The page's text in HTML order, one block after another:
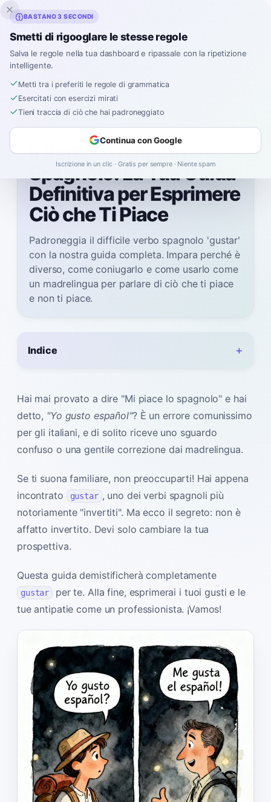
Inklingo
Home
Il Verbo 'Gustar': Esprimere Ciò che Piace
A1
Il Verbo 'Gustar' in
Spagnolo: La Tua Guida
Definitiva per Esprimere
Ciò che Ti Piace
Padroneggia il difficile verbo spagnolo 'gustar'
con la nostra guida completa. Impara perché è
diverso, come coniugarlo e come usarlo come
un madrelingua per parlare di ciò che ti piace
e non ti piace.
Indice
Hai mai provato a dire "Mi piace lo spagnolo" e hai
detto, "Yo gusto español"? È un errore comunissimo
per gli italiani, e di solito riceve uno sguardo
confuso o una gentile correzione dai madrelingua.
Se ti suona familiare, non preoccuparti! Hai appena
incontrato
gustar , uno dei verbi spagnoli più
notoriamente "invertiti". Ma ecco il segreto: non è
affatto invertito. Devi solo cambiare la tua
prospettiva.
Questa guida demistificherà completamente
gustar
per te. Alla fine, esprimerai i tuoi gusti e le
tue antipatie come un professionista. ¡Vamos!
BASTANO 3 SECONDI
Smetti di rigooglare le stesse regole
Salva le regole nella tua dashboard e ripassale con la ripetizione
intelligente.
Metti tra i preferiti le regole di grammatica
Esercitati con esercizi mirati
Tieni traccia di ciò che hai padroneggiato
Continua con Google
Iscrizione in un clic · Gratis per sempre · Niente spam